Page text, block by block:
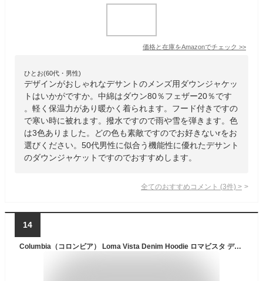
価格と在庫をAmazonでチェック >>
ひとお(60代・男性)
デザインがおしゃれなデサントのメンズ用ダウンジャケッ
トはいかがですか。中綿はダウン80％フェザー20％です
。軽く保温力があり暖かく着られます。フード付きですの
で寒い時に被れます。撥水ですので雨や雪を弾きます。色
は3色ありました。どの色も素敵ですのでお好きないrをお
選びください。50代男性に似合う機能性に優れたデサント
のダウンジャケットですのでおすすめします。
全てのおすすめコメント (3件) >
14
Columbia（コロンビア） Loma Vista Denim Hoodie ロマビスタ デニム フーディー 裏地 ボア フリース 使い 中綿 ジャケット メンズ レディース アウター ブルゾン マウンテン パーカー 2020-2021モデル アウトドア キャンプ 山登り 冬 防寒 撥水 通勤 通学 【PM0437】